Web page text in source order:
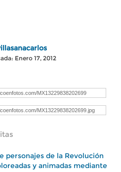
Enero 17, 2012
personajes de la Revolución
y animadas mediante